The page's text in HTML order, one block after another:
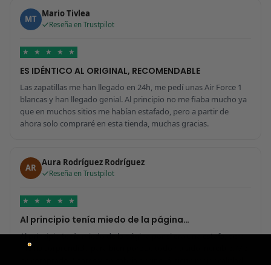
MT Mario Tivlea
Reseña en Trustpilot
★ ★ ★ ★ ★
ES IDÉNTICO AL ORIGINAL, RECOMENDABLE
Las zapatillas me han llegado en 24h, me pedí unas Air Force 1
blancas y han llegado genial. Al principio no me fiaba mucho ya
que en muchos sitios me habían estafado, pero a partir de
ahora solo compraré en esta tienda, muchas gracias.
AR Aura Rodríguez Rodríguez
Reseña en Trustpilot
★ ★ ★ ★ ★
Al principio tenía miedo de la página…
Al principio tenía miedo de la página por si era una estafa, pero
me ha sorprendido para bien porque todo ha sido increíble. Me